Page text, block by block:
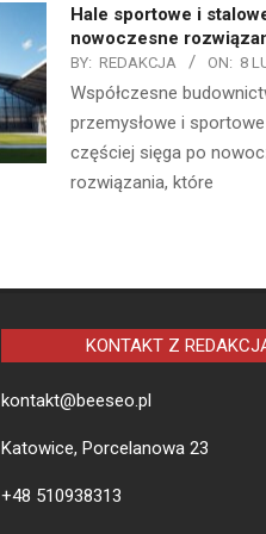
Hale sportowe i
nowoczesne
BY: REDAKCJA ON: 8
Współczesne
przemysłowe i
częściej sięga po
rozwiązania, które
KONTAKT Z
kontakt@beeseo.pl
Katowice, Porcelanowa 23
+48 510938313